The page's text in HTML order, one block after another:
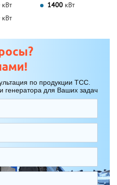
кВт 1400 кВт
кВт
по продукции ТСС.
для Ваших задач